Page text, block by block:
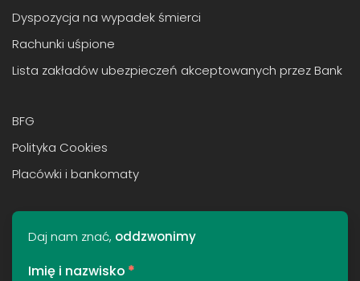
Dyspozycja na wypadek śmierci
Rachunki uśpione
Lista zakładów ubezpieczeń akceptowanych przez Bank
BFG
Polityka Cookies
Placówki i bankomaty
Daj nam znać, oddzwonimy
Imię i nazwisko *